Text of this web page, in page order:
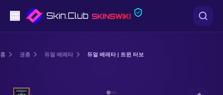
홈 권총 듀얼 베레타 듀얼 베레타 | 트윈 터보